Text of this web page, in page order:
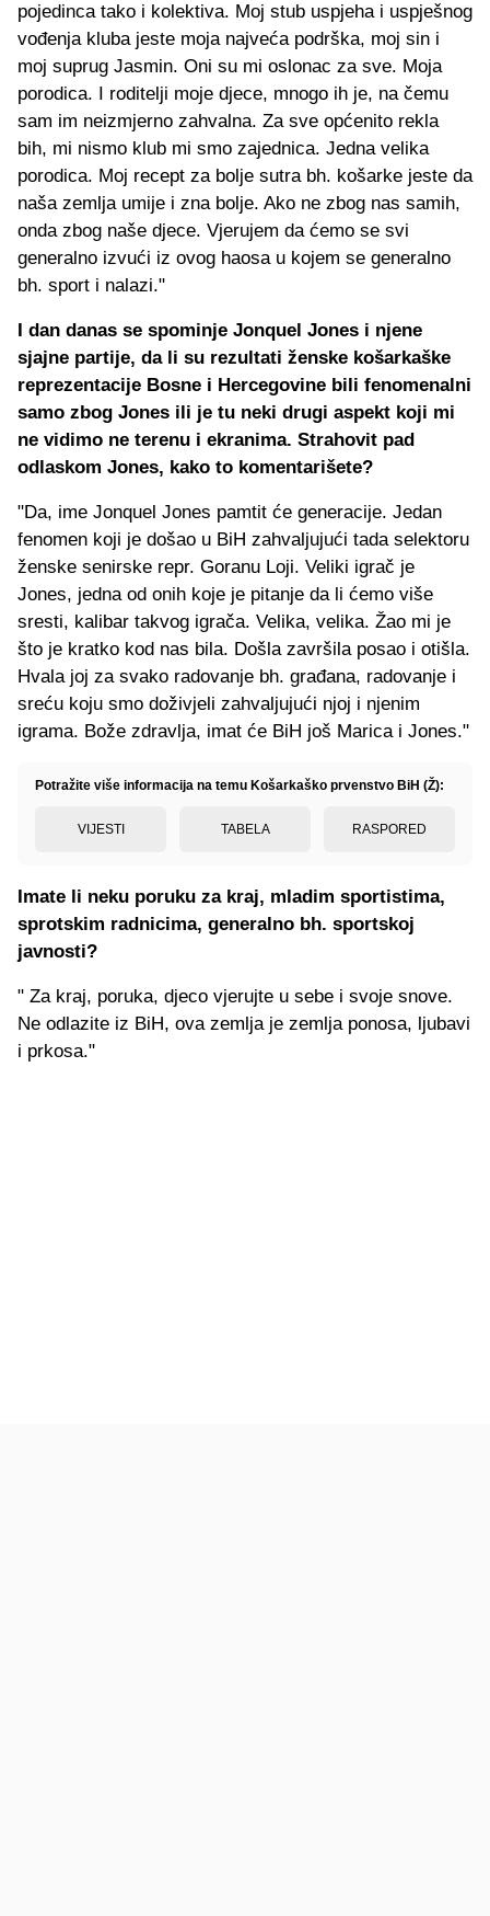
pojedinca tako i kolektiva. Moj stub uspjeha i uspješnog
vođenja kluba jeste moja najveća podrška, moj sin i
moj suprug Jasmin. Oni su mi oslonac za sve. Moja
porodica. I roditelji moje djece, mnogo ih je, na čemu
sam im neizmjerno zahvalna. Za sve općenito rekla
bih, mi nismo klub mi smo zajednica. Jedna velika
porodica. Moj recept za bolje sutra bh. košarke jeste da
naša zemlja umije i zna bolje. Ako ne zbog nas samih,
onda zbog naše djece. Vjerujem da ćemo se svi
generalno izvući iz ovog haosa u kojem se generalno
bh. sport i nalazi."
I dan danas se spominje Jonquel Jones i njene
sjajne partije, da li su rezultati ženske košarkaške
reprezentacije Bosne i Hercegovine bili fenomenalni
samo zbog Jones ili je tu neki drugi aspekt koji mi
ne vidimo ne terenu i ekranima. Strahovit pad
odlaskom Jones, kako to komentarišete?
"Da, ime Jonquel Jones pamtit će generacije. Jedan
fenomen koji je došao u BiH zahvaljujući tada selektoru
ženske senirske repr. Goranu Loji. Veliki igrač je
Jones, jedna od onih koje je pitanje da li ćemo više
sresti, kalibar takvog igrača. Velika, velika. Žao mi je
što je kratko kod nas bila. Došla završila posao i otišla.
Hvala joj za svako radovanje bh. građana, radovanje i
sreću koju smo doživjeli zahvaljujući njoj i njenim
igrama. Bože zdravlja, imat će BiH još Marica i Jones."
Potražite više informacija na temu Košarkaško prvenstvo BiH (Ž):
VIJESTI TABELA RASPORED
Imate li neku poruku za kraj, mladim sportistima,
sprotskim radnicima, generalno bh. sportskoj
javnosti?
" Za kraj, poruka, djeco vjerujte u sebe i svoje snove.
Ne odlazite iz BiH, ova zemlja je zemlja ponosa, ljubavi
i prkosa."